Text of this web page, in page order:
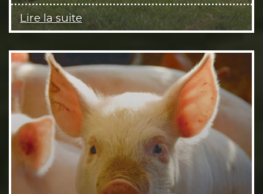
Lire la suite